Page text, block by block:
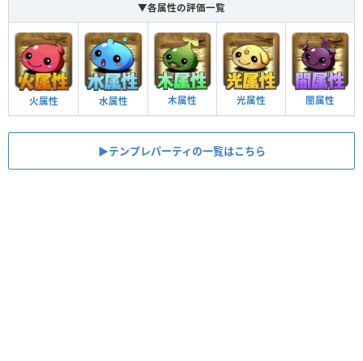
▼各属性の評価一覧
火属性 水属性 木属性 光属性 闇属性
▶︎テンプレパーティの一覧はこちら